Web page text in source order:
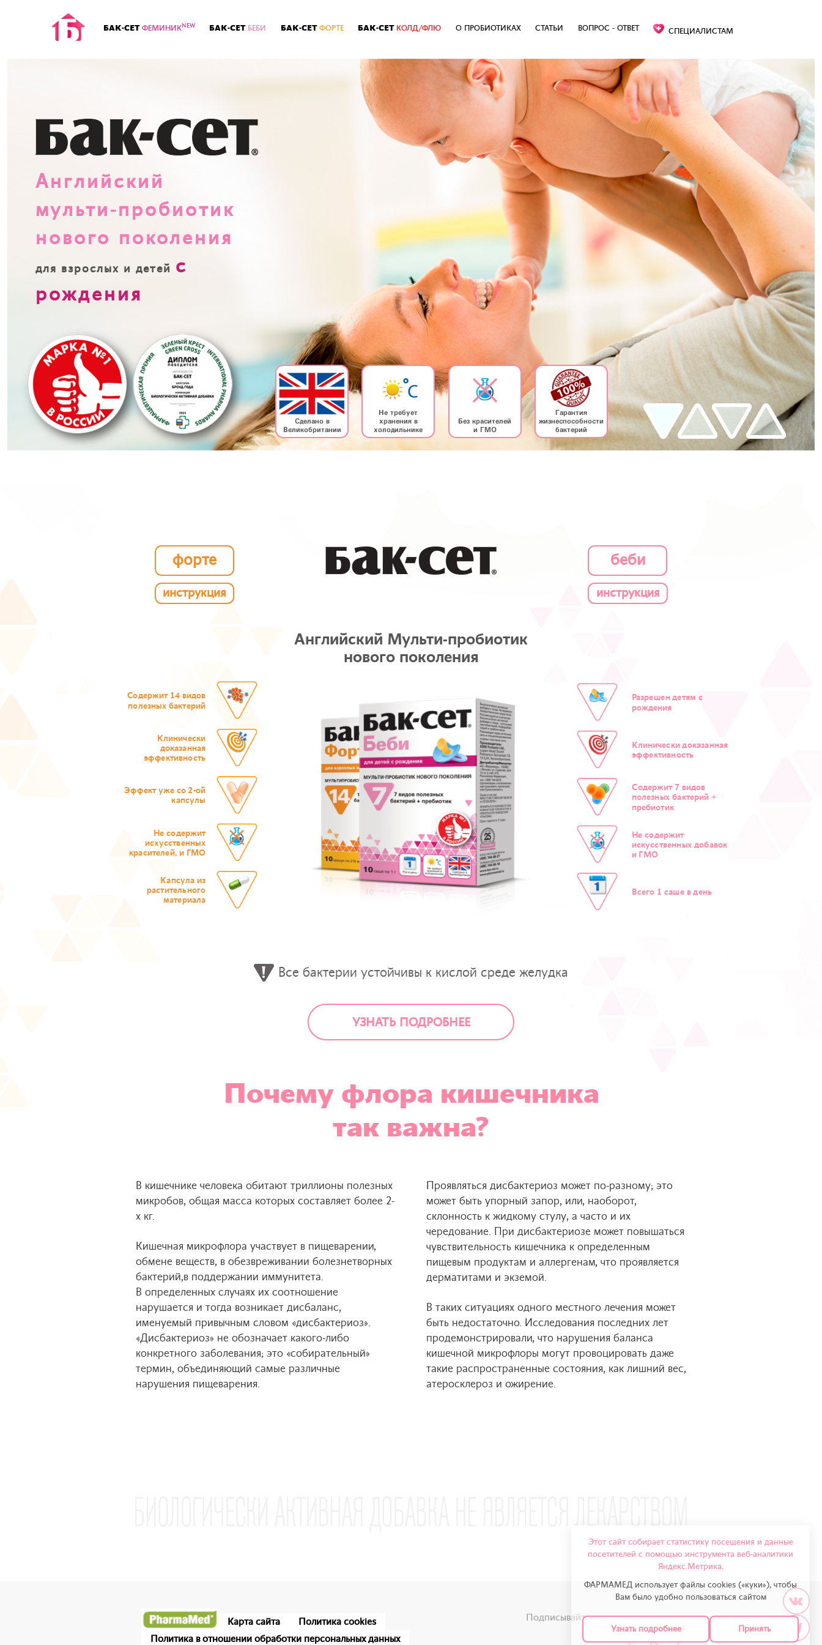
БАК-СЕТФЕМИНИКNEW БАК-СЕТ БЕБИ БАК-СЕТФОРТЕ БАК-СЕТ КОЛД/ФЛЮ О ПРОБИОТИКАХ СТАТЬИ ВОПРОС - ОТВЕТ СПЕЦИАЛИСТАМ
Английский
мульти-пробиотик
нового поколения
для взрослых и детей с
рождения
Сделано в
Великобритании
Не требует
хранения в
холодильнике
Без красителей
и ГМО
Гарантия
жизнеспособности
бактерий
форте беби
инструкция инструкция
Английский Мульти-пробиотик
нового поколения
Содержит 14 видов
полезных бактерий
Клинически
доказанная
эффективность
Эффект уже со 2-ой
капсулы
Не содержит
искусственных
красителей, и ГМО
Капсула из
растительного
материала
Разрешен детям с
рождения
Клинически доказанная
эффективность
Содержит 7 видов
полезных бактерий +
пребиотик
Не содержит
искусственных добавок
и ГМО
Всего 1 саше в день
Все бактерии устойчивы к кислой среде желудка
УЗНАТЬ ПОДРОБНЕЕ
Почему флора кишечника
так важна?
В кишечнике человека обитают триллионы полезных
микробов, общая масса которых составляет более 2-
х кг.
Кишечная микрофлора участвует в пищеварении,
обмене веществ, в обезвреживании болезнетворных
бактерий,в поддержании иммунитета.
В определенных случаях их соотношение
нарушается и тогда возникает дисбаланс,
именуемый привычным словом «дисбактериоз».
«Дисбактериоз» не обозначает какого-либо
конкретного заболевания; это «собирательный»
термин, объединяющий самые различные
нарушения пищеварения.
Проявляться дисбактериоз может по-разному; это
может быть упорный запор, или, наоборот,
склонность к жидкому стулу, а часто и их
чередование. При дисбактериозе может повышаться
чувствительность кишечника к определенным
пищевым продуктам и аллергенам, что проявляется
дерматитами и экземой.
В таких ситуациях одного местного лечения может
быть недостаточно. Исследования последних лет
продемонстрировали, что нарушения баланса
кишечной микрофлоры могут провоцировать даже
такие распространенные состояния, как лишний вес,
атеросклероз и ожирение.
Карта сайта
Политика cookies
Политика в отношении обработки персональных данных
Подписывайтесь на нас в соцсетях:
Этот сайт собирает статистику посещения и данные
посетителей с помощью инструмента веб-аналитики
Яндекс.Метрика.
ФАРМАМЕД использует файлы cookies («куки»), чтобы
Вам было удобно пользоваться сайтом
Узнать подробнее Принять